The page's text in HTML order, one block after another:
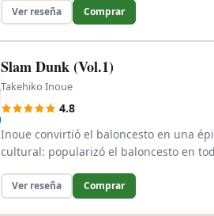
Ver reseña Comprar
Slam Dunk (Vol.1)
Takehiko Inoue
4.8
Inoue convirtió el baloncesto en una
cultural: popularizó el baloncesto en
Ver reseña Comprar